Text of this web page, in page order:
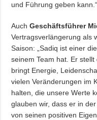
und Führung geben kann.“
AuchGeschäftsführer
Vertragsverlängerung als
Saison: „Sadiq ist einer
seinem Team hat. Er
bringt Energie,
vielen Veränderungen im
halten, die unsere Werte
glauben wir, dass er in
von seinen positiven